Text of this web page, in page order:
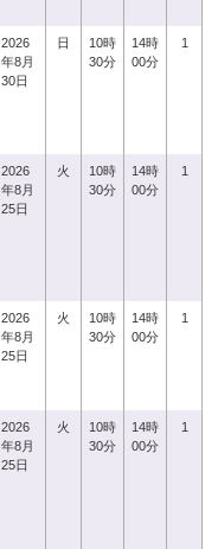
2026
年8月
30日
日
10時
30分
14時
00分
1
2026
年8月
25日
火
10時
30分
14時
00分
1
2026
年8月
25日
火
10時
30分
14時
00分
1
2026
年8月
25日
火
10時
30分
14時
00分
1